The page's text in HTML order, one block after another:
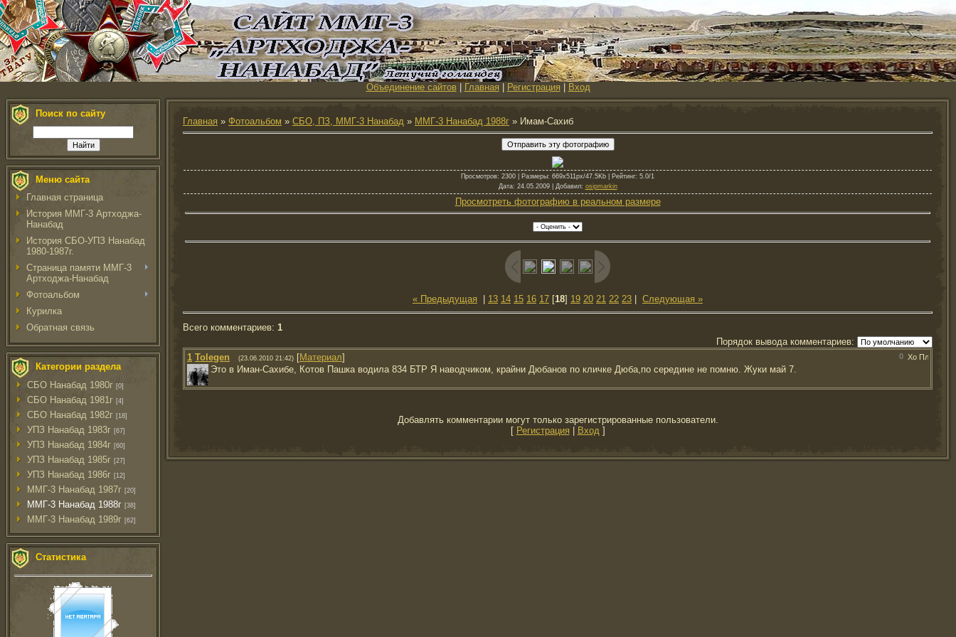
Объединение сайтов| Главная Регистрация Вход
Поиск по сайту
Меню сайта
Главная страница
История ММГ-3 Артходжа-
Нанабад
История СБО-УПЗ Нанабад
1980-1987г.
Страница памяти ММГ-3
Артходжа-Нанабад
Фотоальбом
Курилка
Обратная связь
Категории раздела
СБО Нанабад 1980г [0]
СБО Нанабад 1981г [4]
СБО Нанабад 1982г [18]
УПЗ Нанабад 1983г [67]
УПЗ Нанабад 1984г [60]
УПЗ Нанабад 1985г [27]
УПЗ Нанабад 1986г [12]
ММГ-3 Нанабад 1987г [20]
ММГ-3 Нанабад 1988г [38]
ММГ-3 Нанабад 1989г [62]
Статистика
Главная » Фотоальбом » СБО, ПЗ, ММГ-3 Нанабад » ММГ-3 Нанабад 1988г » Имам-Сахиб
Просмотров: 2300 | Размеры: 669x511px/47.5Kb | Рейтинг: 5.0/1
Дата: 24.05.2009 | Добавил: osipmarkin
Просмотреть фотографию в реальном размере
« Предыдущая 13 14 15 16 17 [18] 19 20 21 22 23 Следующая »
Всего комментариев: 1
Порядок вывода комментариев:
0
1 Tolegen (23.06.2010 21:42) [Материал]
Это в Иман-Сахибе, Котов Пашка водила 834 БТР Я наводчиком, крайни Дюбанов по кличке Дюба,по середине не помню. Жуки май 7.
Добавлять комментарии могут только зарегистрированные пользователи.
[ Регистрация | Вход ]